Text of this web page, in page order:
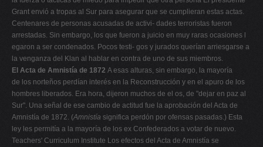
Grant envió a tropas al Sur para asegurar que se cumplieran estas actas.
Centenares de personas acusadas de activi- dades terroristas fueron
arrestadas. Sin embargo, los que fueron a juicio en muy raras ocasiones l
egaron a ser condenados. Pocos testi- gos y jurados querían arriesgarse a
la venganza del Klan al hablar en contra de uno de sus miembros.
El Acta de Amnistía de 1872 A esas alturas, sin embargo, la mayoría
de los norteños perdían interés en la Reconstrucción y en el apuro de los
hombres liberados. Era hora, dijeron muchos de el os, de "dejar en paz al
Sur". Una señal de ese cambio de actitud fue la aprobación del Acta de
Amnistía de 1872. (Amnistía significa perdón por ofensas pasadas.) Esta
ley les permitía a la mayoría de los ex Confederados a votar de nuevo.
Teachers' Curriculum Institute Los efectos del Acta de Amnistía se